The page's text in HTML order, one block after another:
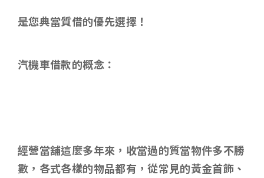
是您典當質借的優先選擇！
汽機車借款的概念：
經營當舖這麼多年來，收當過的質當物件多不勝
數，各式各樣的物品都有，從常見的黃金首飾 、